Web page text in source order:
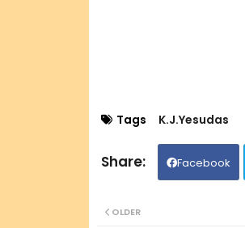
Tags K.J.Yesudas
Facebook
OLDER